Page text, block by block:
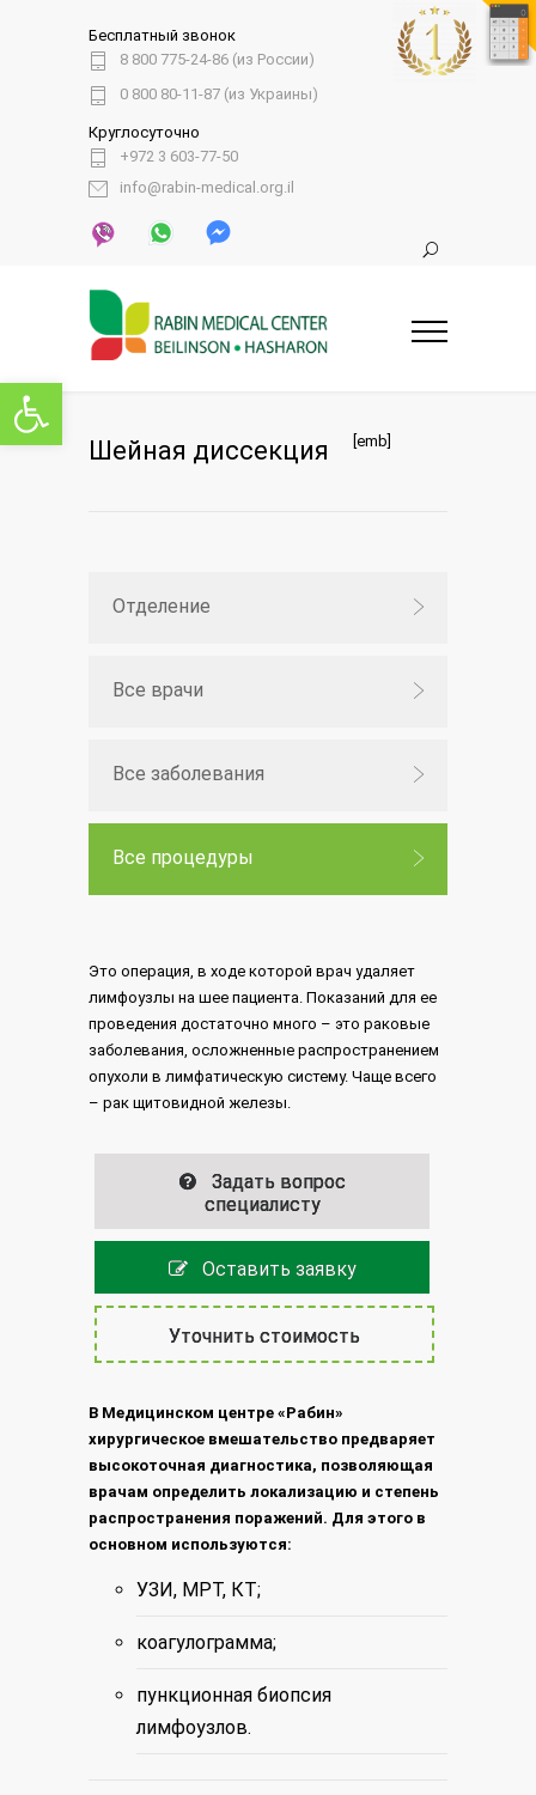
Открыть панель инструментов
Бесплатный звонок
8 800 775-24-86 (из России)
0 800 80-11-87 (из Украины)
Круглосуточно
+972 3 603-77-50
info@rabin-medical.org.il
Шейная диссекция [emb]
Отделение
Все врачи
Все заболевания
Все процедуры
Это операция, в ходе которой врач удаляет
лимфоузлы на шее пациента. Показаний для ее
проведения достаточно много – это раковые
заболевания, осложненные распространением
опухоли в лимфатическую систему. Чаще всего
– рак щитовидной железы.
Задать вопрос
специалисту
Оставить заявку
Уточнить стоимость
В Медицинском центре «Рабин»
хирургическое вмешательство предваряет
высокоточная диагностика, позволяющая
врачам определить локализацию и степень
распространения поражений. Для этого в
основном используются:
УЗИ, МРТ, КТ;
коагулограмма;
пункционная биопсия
лимфоузлов.